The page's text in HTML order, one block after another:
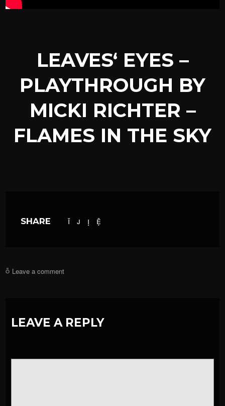
LEAVES‘ EYES –
PLAYTHROUGH BY
MICKI RICHTER –
FLAMES IN THE SKY
SHARE
Leave a comment
LEAVE A REPLY